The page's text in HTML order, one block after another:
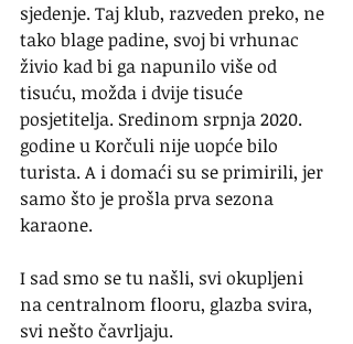
sjedenje. Taj klub, razveden preko, ne
tako blage padine, svoj bi vrhunac
živio kad bi ga napunilo više od
tisuću, možda i dvije tisuće
posjetitelja. Sredinom srpnja 2020.
godine u Korčuli nije uopće bilo
turista. A i domaći su se primirili, jer
samo što je prošla prva sezona
karaone.
I sad smo se tu našli, svi okupljeni
na centralnom flooru, glazba svira,
svi nešto čavrljaju.